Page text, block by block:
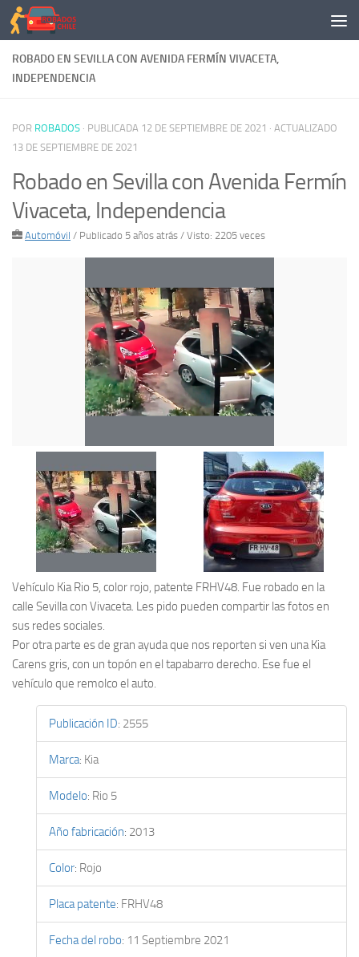
Saltar al contenido
ROBADO EN SEVILLA CON AVENIDA FERMÍN VIVACETA,
INDEPENDENCIA
POR ROBADOS · PUBLICADA 12 DE SEPTIEMBRE DE 2021 · ACTUALIZADO
13 DE SEPTIEMBRE DE 2021
Robado en Sevilla con Avenida Fermín
Vivaceta, Independencia
Automóvil / Publicado 5 años atrás / Visto: 2205 veces
Vehículo Kia Rio 5, color rojo, patente FRHV48. Fue robado en la
calle Sevilla con Vivaceta. Les pido pueden compartir las fotos en
sus redes sociales.
Por otra parte es de gran ayuda que nos reporten si ven una Kia
Carens gris, con un topón en el tapabarro derecho. Ese fue el
vehículo que remolco el auto.
Publicación ID: 2555
Marca: Kia
Modelo: Rio 5
Año fabricación: 2013
Color: Rojo
Placa patente: FRHV48
Fecha del robo: 11 Septiembre 2021